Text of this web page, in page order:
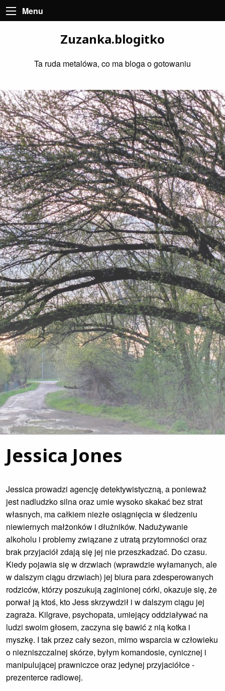
Menu
Zuzanka.blogitko
Ta ruda metalówa, co ma bloga o gotowaniu
Jessica Jones
Jessica prowadzi agencję detektywistyczną, a ponieważ
jest nadludzko silna oraz umie wysoko skakać bez strat
własnych, ma całkiem niezłe osiągnięcia w śledzeniu
niewiernych małżonków i dłużników. Nadużywanie
alkoholu i problemy związane z utratą przytomności oraz
brak przyjaciół zdają się jej nie przeszkadzać. Do czasu.
Kiedy pojawia się w drzwiach (wprawdzie wyłamanych, ale
w dalszym ciągu drzwiach) jej biura para zdesperowanych
rodziców, którzy poszukują zaginionej córki, okazuje się, że
porwał ją ktoś, kto Jess skrzywdził i w dalszym ciągu jej
zagraża. Kilgrave, psychopata, umiejący oddziaływać na
ludzi swoim głosem, zaczyna się bawić z nią kotka i
myszkę. I tak przez cały sezon, mimo wsparcia w człowieku
o niezniszczalnej skórze, byłym komandosie, cynicznej i
manipulującej prawniczce oraz jedynej przyjaciółce -
prezenterce radiowej.